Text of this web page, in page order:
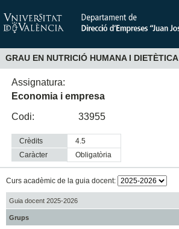
GRAU EN NUTRICIÓ HUMANA I DIETÈTICA
Assignatura:
Economia i empresa
Codi:
33955
Crèdits
4.5
Caràcter
obligatòria
Curs acadèmic de la guia docent:
Guia docent 2025-2026
Grups